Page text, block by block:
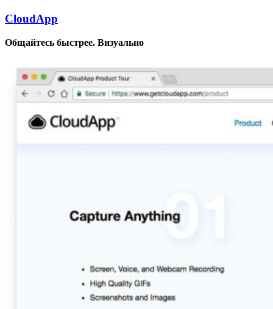
CloudApp
Общайтесь быстрее. Визуально